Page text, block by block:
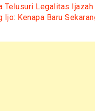
Telusuri Legalitas
Ijo: Kenapa Baru